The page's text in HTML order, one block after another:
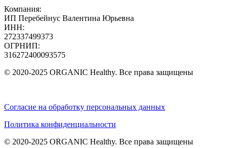
Компания:
ИП Перебейнус Валентина Юрьевна
ИНН:
272337499373
ОГРНИП:
316272400093575
© 2020-2025 ORGANIC Healthy. Все права защищены
Согласие на обработку персональных данных
Политика конфиденциальности
© 2020-2025 ORGANIC Healthy. Все права защищены